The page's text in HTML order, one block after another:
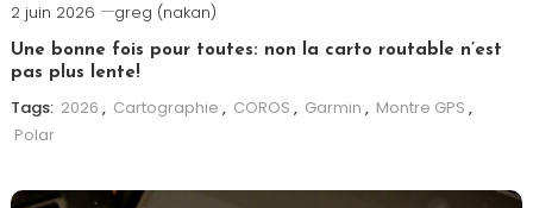
2 juin 2026 greg (nakan)
Une bonne fois pour toutes: non la carto routable n’est
pas plus lente!
Tags: 2026 , Cartographie , COROS , Garmin , Montre GPS ,
Polar